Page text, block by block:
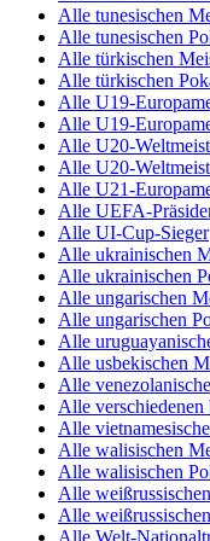
Alle tunesischen
Alle tunesischen
Alle türkischen
Alle türkischen
Alle U19-
Alle U19-
Alle U20-
Alle U20-
Alle U21-
Alle UEFA-
Alle UI-Cup-Sieger
Alle ukrainischen
Alle ukrainischen
Alle ungarischen
Alle ungarischen
Alle
Alle usbekischen
Alle
Alle
Alle
Alle walisischen
Alle walisischen
Alle
Alle
Alle Welt-